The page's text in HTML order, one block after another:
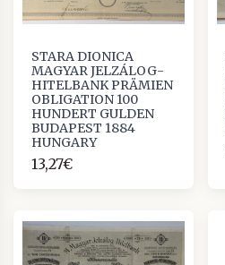
STARA DIONICA
MAGYAR JELZÁLOG-
HITELBANK PRÄMIEN
OBLIGATION 100
HUNDERT GULDEN
BUDAPEST 1884
HUNGARY
13,27€